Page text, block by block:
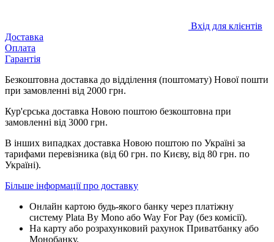
Вхід для клієнтів
Доставка
Оплата
Гарантія
Безкоштовна доставка до відділення (поштомату) Нової пошти
при замовленні від 2000 грн.
Кур'єрська доставка Новою поштою безкоштовна при
замовленні від 3000 грн.
В інших випадках доставка Новою поштою по Україні за
тарифами перевізника (від 60 грн. по Києву, від 80 грн. по
Україні).
Більше інформації про доставку
Онлайн картою будь-якого банку через платіжну
систему Plata By Mono або Way For Pay (без комісії).
На карту або розрахунковий рахунок Приватбанку або
Монобанку.